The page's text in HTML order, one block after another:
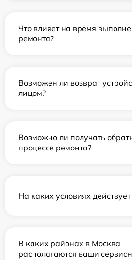
Что влияет на время
ремонта?
Возможен ли возврат
лицом?
Возможно ли получать
процессе ремонта?
На каких условиях
В каких районах в Москва
располагаются ваши